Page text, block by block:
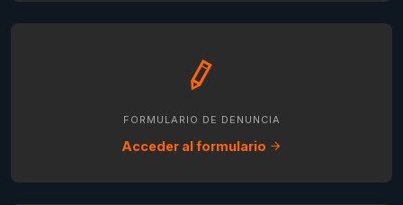
FORMULARIO DE DENUNCIA
Acceder al formulario